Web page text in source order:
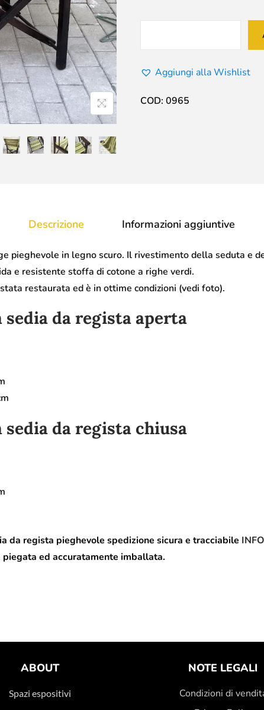
Aggiungi alla Wishlist
COD: 0965
Descrizione Informazioni aggiuntive
pieghevole in legno scuro. Il rivestimento della seduta e
e resistente stoffa di cotone a righe verdi.
restaurata ed è in ottime condizioni (vedi foto).
da regista aperta
da regista chiusa
da regista pieghevole spedizione sicura e tracciabile INFO
piegata ed accuratamente imballata.
ABOUT
Spazi espositivi
NOTE LEGALI
Condizioni di